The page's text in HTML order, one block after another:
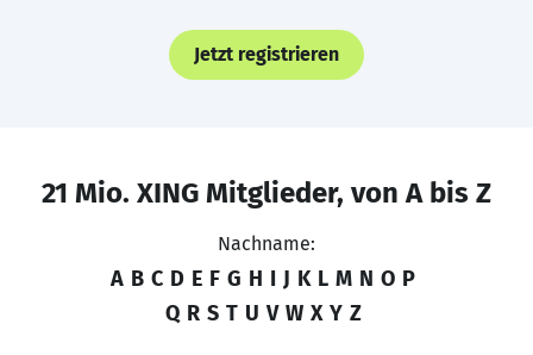
Jetzt registrieren
21 Mio. XING Mitglieder, von A bis Z
Nachname:
A B C D E F G H I J K L M N O P
Q R S T U V W X Y Z